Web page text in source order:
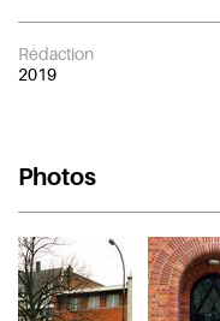
Rédaction
2019
Photos